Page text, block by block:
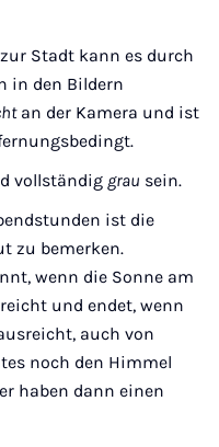
Stadt kann es durch
in den Bildern
an der Kamera und ist
vollständig grau sein.
ist die
zu bemerken.
wenn die Sonne am
und endet, wenn
auch von
noch den Himmel
haben dann einen